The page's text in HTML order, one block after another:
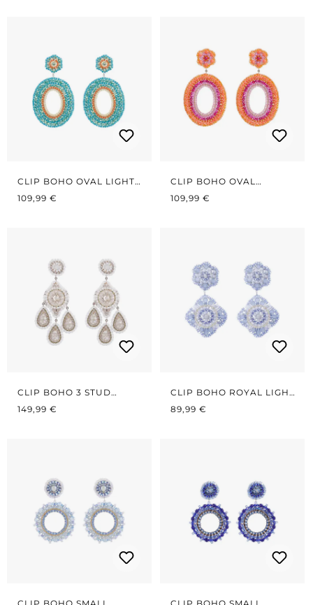
CLIP BOHO OVAL LIGHT
PETROL/ORANGE
REGULÄRER PREIS:
109,99 €
CLIP BOHO OVAL
PINK/KORALLE
REGULÄRER PREIS:
109,99 €
CLIP BOHO 3 STUD
WHITE
REGULÄRER PREIS:
149,99 €
CLIP BOHO ROYAL LIGHT
BLUE
REGULÄRER PREIS:
89,99 €